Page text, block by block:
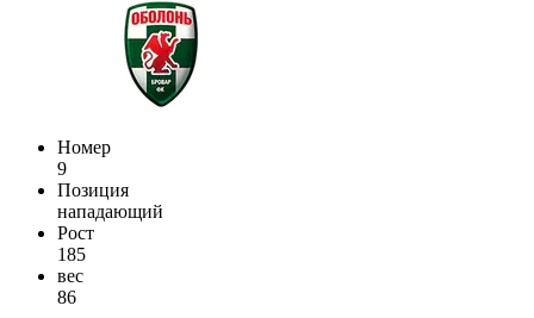
Номер
9
Позиция
нападающий
Рост
185
вес
86